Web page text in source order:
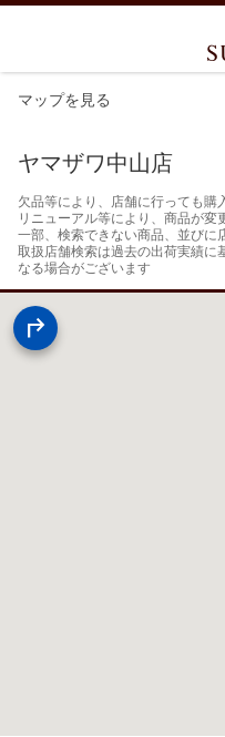
マップを見る
ヤマザワ中山店
欠品等により、店舗に行っても購
リニューアル等により、商品が変
一部、検索できない商品、並びに
取扱店舗検索は過去の出荷実績に
なる場合がございます